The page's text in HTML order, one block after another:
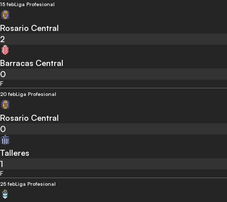
15 febLiga Profesional
Rosario Central
2
Barracas Central
0
F
20 febLiga Profesional
Rosario Central
0
Talleres
1
F
25 febLiga Profesional